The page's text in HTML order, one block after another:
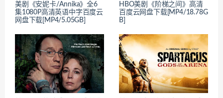
美剧《安妮卡/Annika》全6
集1080P高清英语中字百度云
网盘下载[MP4/5.05GB]
HBO美剧《阶梯之间》高清
百度云网盘下载[MP4/18.78G
B]